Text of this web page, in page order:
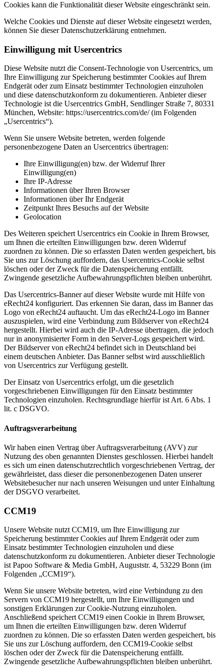
Cookies kann die Funktionalität dieser Website eingeschränkt sein.
Welche Cookies und Dienste auf dieser Website eingesetzt werden,
können Sie dieser Datenschutzerklärung entnehmen.
Einwilligung mit Usercentrics
Diese Website nutzt die Consent-Technologie von Usercentrics, um
Ihre Einwilligung zur Speicherung bestimmter Cookies auf Ihrem
Endgerät oder zum Einsatz bestimmter Technologien einzuholen
und diese datenschutzkonform zu dokumentieren. Anbieter dieser
Technologie ist die Usercentrics GmbH, Sendlinger Straße 7, 80331
München, Website: https://usercentrics.com/de/(im Folgenden
„Usercentrics“).
Wenn Sie unsere Website betreten, werden folgende
personenbezogene Daten an Usercentrics übertragen:
Ihre Einwilligung(en) bzw. der Widerruf Ihrer
Einwilligung(en)
Ihre IP-Adresse
Informationen über Ihren Browser
Informationen über Ihr Endgerät
Zeitpunkt Ihres Besuchs auf der Website
Geolocation
Des Weiteren speichert Usercentrics ein Cookie in Ihrem Browser,
um Ihnen die erteilten Einwilligungen bzw. deren Widerruf
zuordnen zu können. Die so erfassten Daten werden gespeichert, bis
Sie uns zur Löschung auffordern, das Usercentrics-Cookie selbst
löschen oder der Zweck für die Datenspeicherung entfällt.
Zwingende gesetzliche Aufbewahrungspflichten bleiben unberührt.
Das Usercentrics-Banner auf dieser Website wurde mit Hilfe von
eRecht24 konfiguriert. Das erkennen Sie daran, dass im Banner das
Logo von eRecht24 auftaucht. Um das eRecht24-Logo im Banner
auszuspielen, wird eine Verbindung zum Bildserver von eRecht24
hergestellt. Hierbei wird auch die IP-Adresse übertragen, die jedoch
nur in anonymisierter Form in den Server-Logs gespeichert wird.
Der Bildserver von eRecht24 befindet sich in Deutschland bei
einem deutschen Anbieter. Das Banner selbst wird ausschließlich
von Usercentrics zur Verfügung gestellt.
Der Einsatz von Usercentrics erfolgt, um die gesetzlich
vorgeschriebenen Einwilligungen für den Einsatz bestimmter
Technologien einzuholen. Rechtsgrundlage hierfür ist Art. 6 Abs. 1
lit. c DSGVO.
Auftragsverarbeitung
Wir haben einen Vertrag über Auftragsverarbeitung (AVV) zur
Nutzung des oben genannten Dienstes geschlossen. Hierbei handelt
es sich um einen datenschutzrechtlich vorgeschriebenen Vertrag, der
gewährleistet, dass dieser die personenbezogenen Daten unserer
Websitebesucher nur nach unseren Weisungen und unter Einhaltung
der DSGVO verarbeitet.
CCM19
Unsere Website nutzt CCM19, um Ihre Einwilligung zur
Speicherung bestimmter Cookies auf Ihrem Endgerät oder zum
Einsatz bestimmter Technologien einzuholen und diese
datenschutzkonform zu dokumentieren. Anbieter dieser Technologie
ist Papoo Software & Media GmbH, Auguststr. 4, 53229 Bonn (im
Folgenden „CCM19“).
Wenn Sie unsere Website betreten, wird eine Verbindung zu den
Servern von CCM19 hergestellt, um Ihre Einwilligungen und
sonstigen Erklärungen zur Cookie-Nutzung einzuholen.
Anschließend speichert CCM19 einen Cookie in Ihrem Browser,
um Ihnen die erteilten Einwilligungen bzw. deren Widerruf
zuordnen zu können. Die so erfassten Daten werden gespeichert, bis
Sie uns zur Löschung auffordern, den CCM19-Cookie selbst
löschen oder der Zweck für die Datenspeicherung entfällt.
Zwingende gesetzliche Aufbewahrungspflichten bleiben unberührt.